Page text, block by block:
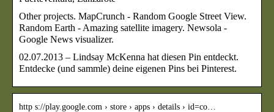
Other projects. MapCrunch ‐ Random Google Street View.
Random Earth ‐ Amazing satellite imagery. Newsola ‐
Google News visualizer.
02.07.2013 – Lindsay McKenna hat diesen Pin entdeckt.
Entdecke (und sammle) deine eigenen Pins bei Pinterest.
http s://play.google.com › store › apps › details › id=co…